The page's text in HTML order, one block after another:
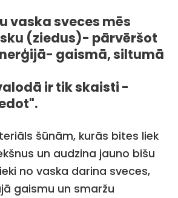
vaska sveces mēs
(ziedus)- pārvēršot
gaismā, siltumā
ir tik skaisti -
šūnām, kurās bites liek
un audzina jauno bišu
no vaska darina sveces,
gaismu un smaržu